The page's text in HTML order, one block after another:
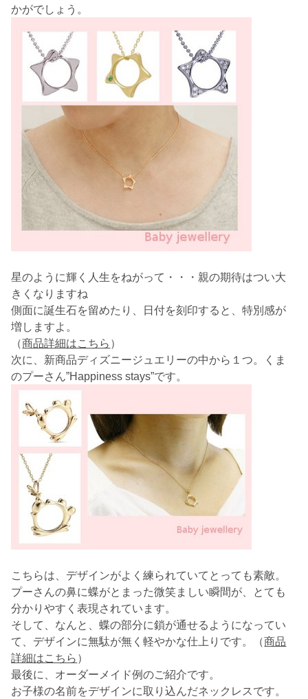
かがでしょう。
星のように輝く人生をねがって・・・親の期待はつい大
きくなりますね
側面に誕生石を留めたり、日付を刻印すると、特別感が
増しますよ。
（商品詳細はこちら ）
次に、新商品ディズニージュエリーの中から１つ。くま
のプーさん”Happiness stays”です。
こちらは、デザインがよく練られていてとっても素敵。
プーさんの鼻に蝶がとまった微笑ましい瞬間が、とても
分かりやすく表現されています。
そして、なんと、蝶の部分に鎖が通せるようになってい
て、デザインに無駄が無く軽やかな仕上りです。（商品
詳細はこちら ）
最後に、オーダーメイド例のご紹介です。
お子様の名前をデザインに取り込んだネックレスです。